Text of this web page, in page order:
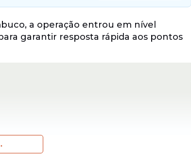
a operação entrou em nível
garantir resposta rápida aos pontos